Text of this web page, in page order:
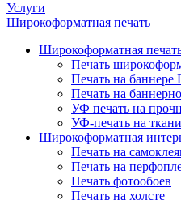
Услуги
Широкоформатная печать
Широкоформатная
Печать
Печать на баннере
Печать на
УФ печать на
УФ-печать на
Широкоформатная
Печать на
Печать на
Печать фотообоев
Печать на холсте